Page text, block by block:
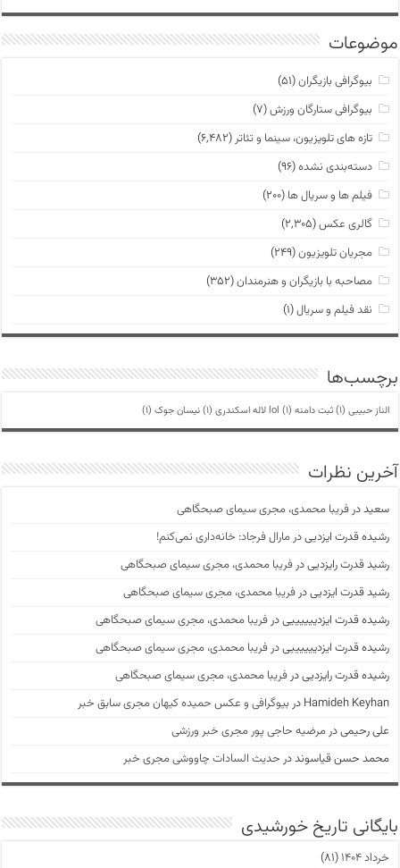
موضوعات
بیوگرافی بازیگران(۵۱)
بیوگرافی ستارگان ورزش(۷)
تازه های تلویزیون، سینما و تئاتر (۶,۴۸۲)
دسته‌بندی نشده(۹۶)
فیلم ها و سریال ها (۲۰۰)
گالری عکس(۲,۳۰۵)
مجریان تلویزیون(۲۴۹)
مصاحبه با بازیگران و هنرمندان(۳۵۲)
نقد فیلم و سریال(۱)
برچسب‌ها
الناز حبیبی (1) ثبت دامنه lol (1) لاله اسکندری (1) نیسان جوک (1)
آخرین نظرات
سعیددرفریبا محمدی، مجری سیمای صبحگاهی
رشیده قدرت ایزدییدرمارال فرجاد: خانه‌داری نمی‌کنم!
رشید قدرت رایزدییدرفریبا محمدی، مجری سیمای صبحگاهی
رشید قدرت ایزدییدرفریبا محمدی، مجری سیمای صبحگاهی
رشیده قدرت ایزدیییییییدرفریبا محمدی، مجری سیمای صبحگاهی
رشیده قدرت ایزدیییییییدرفریبا محمدی، مجری سیمای صبحگاهی
رشیده قدرت رایزدییدرفریبا محمدی، مجری سیمای صبحگاهی
Hamideh Keyhan در بیوگرافی و عکس حمیده کیهان مجری سابق خبر
علی رحیمیدرمرضیه حاجی پور مجری خبر ورزشی
محمد حسن قیاسونددر حدیث السادات چاووشی مجری خبر
بایگانی تاریخ خورشیدی
خرداد ۱۴۰۴
(۸۱)